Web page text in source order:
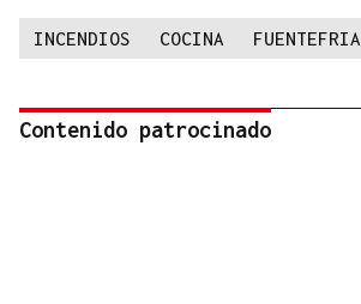
INCENDIOS COCINA FUENTEFRIA
Contenido patrocinado